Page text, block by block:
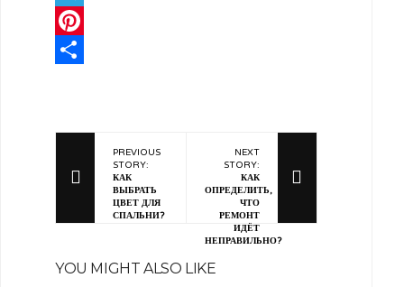
Telegram
Pinterest
PREVIOUS
STORY:
КАК
ВЫБРАТЬ
ЦВЕТ ДЛЯ
СПАЛЬНИ?
NEXT
STORY:
КАК
ОПРЕДЕЛИТЬ,
ЧТО
РЕМОНТ
ИДЁТ
НЕПРАВИЛЬНО?
YOU MIGHT ALSO LIKE